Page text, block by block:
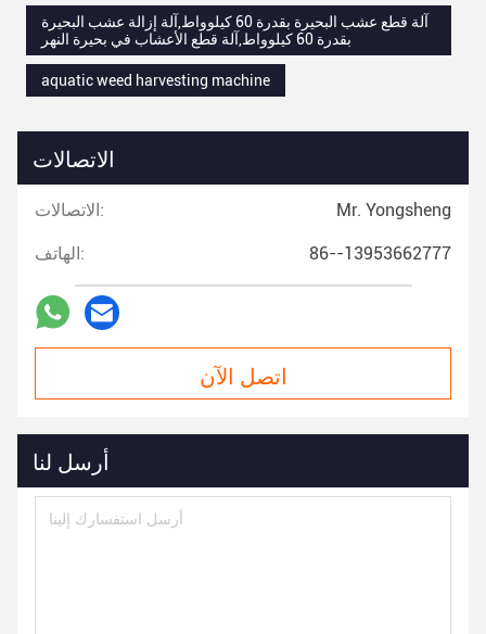
آلة قطع عشب البحيرة بقدرة 60 كيلوواط,آلة إزالة عشب البحيرة
بقدرة 60 كيلوواط,آلة قطع الأعشاب في بحيرة النهر
aquatic weed harvesting machine
الاتصالات
الاتصالات: Mr. Yongsheng
الهاتف: 86--13953662777
اتصل الآن
أرسل لنا